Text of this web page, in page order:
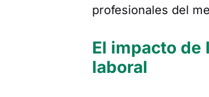
profesionales del
El impacto
laboral